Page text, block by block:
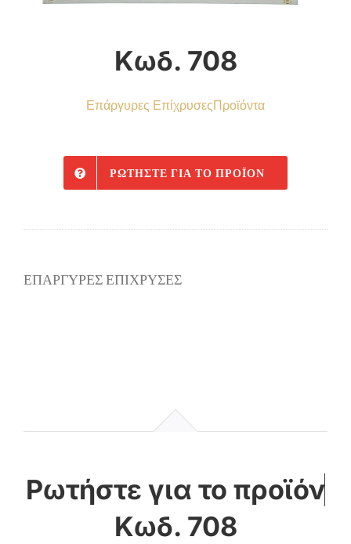
Κωδ. 708
Επάργυρες ΕπίχρυσεςΠροϊόντα
ΡΩΤΉΣΤΕ ΓΙΑ ΤΟ ΠΡΟΪΌΝ
ΕΠΑΡΓΥΡΕΣ ΕΠΙΧΡΥΣΕΣ
Κωδ. 708